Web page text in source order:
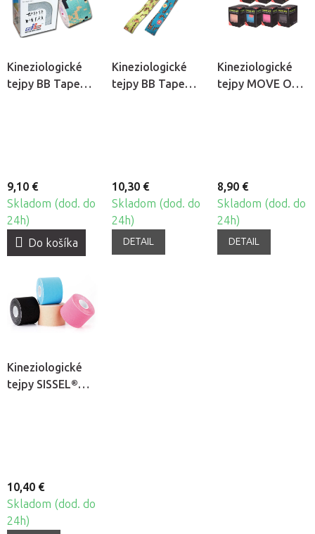
Kineziologické
tejpy BB Tape
9,10 €
Skladom (dod. do
24h)
Do košíka
Kineziologické
tejpy BB Tape
10,30 €
Skladom (dod. do
24h)
DETAIL
Kineziologické
tejpy MOVE ON!
8,90 €
Skladom (dod. do
24h)
DETAIL
Kineziologické
tejpy SISSEL®
10,40 €
Skladom (dod. do
24h)